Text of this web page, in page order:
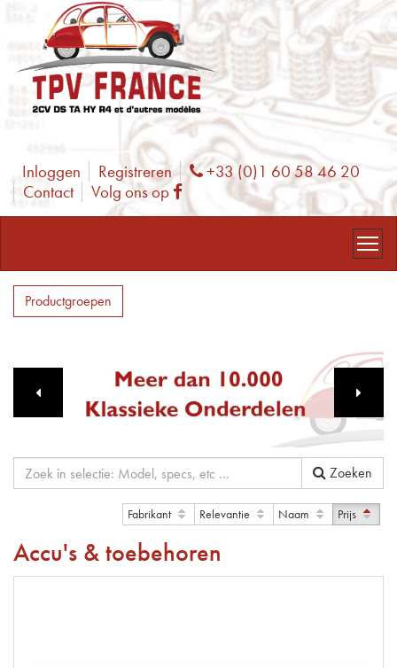
Inloggen Registreren Phone
+33 (0)1 60 58 46 20
Contact
Volg ons op Facebook
Productgroepen
Zoeken
Fabrikant Relevantie Naam Prijs
Accu's & toebehoren